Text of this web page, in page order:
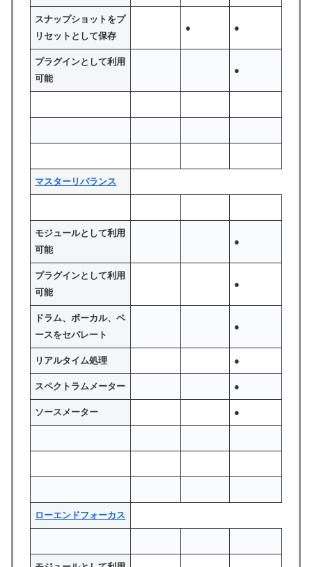
スナップショットをプ
リセットとして保存
● ●
プラグインとして利用
可能
●
マスターリバランス
モジュールとして利用
可能
●
プラグインとして利用
可能
●
ドラム、ボーカル、ベ
ースをセパレート
●
リアルタイム処理 ●
スペクトラムメーター ●
ソースメーター ●
ローエンドフォーカス